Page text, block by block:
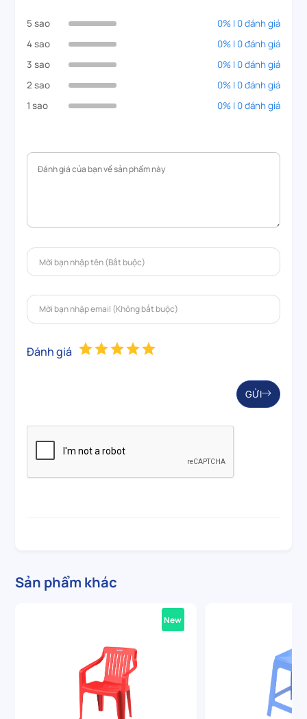
5 sao
0% | 0 đánh giá
4 sao
0% | 0 đánh giá
3 sao
0% | 0 đánh giá
2 sao
0% | 0 đánh giá
1 sao
0% | 0 đánh giá
Đánh giá
GỬI
Sản phẩm khác
New